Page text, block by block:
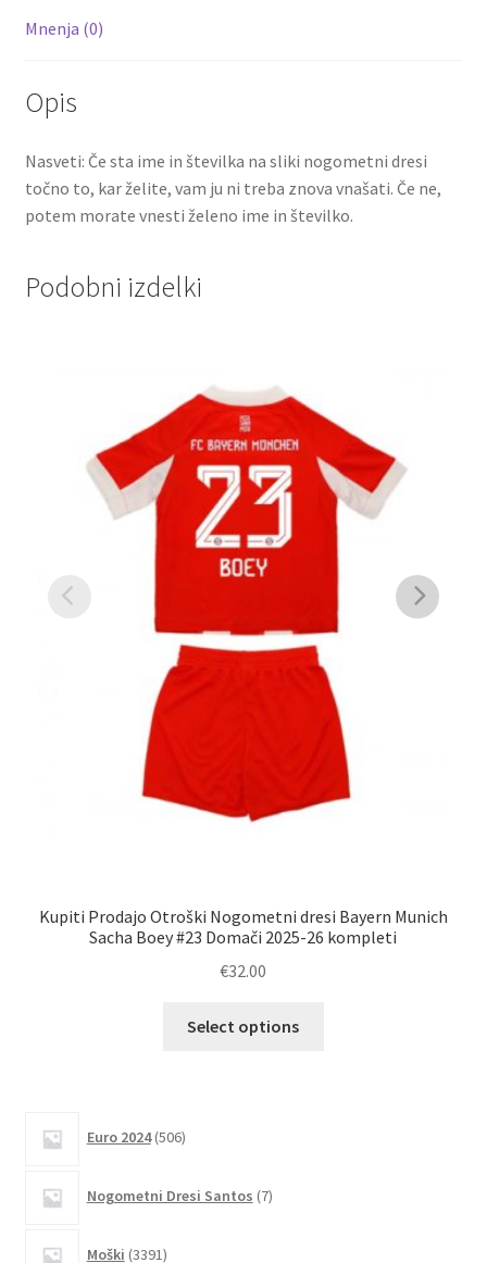
Mnenja (0)
Opis
Nasveti: Če sta ime in številka na sliki nogometni dresi
točno to, kar želite, vam ju ni treba znova vnašati. Če ne,
potem morate vnesti želeno ime in številko.
Podobni izdelki
Kupiti Prodajo Otroški Nogometni dresi Bayern Munich
Sacha Boey #23 Domači 2025-26 kompleti
€32.00
Select options
Euro 2024 506izdelkov
Nogometni Dresi Santos 7izdelkov
Moški 3391